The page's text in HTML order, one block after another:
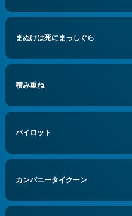
まぬけは死にまっしぐら
積み重ね
パイロット
カンパニータイクーン